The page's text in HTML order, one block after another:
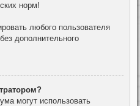
норм!
любого пользователя
дополнительного
могут использовать